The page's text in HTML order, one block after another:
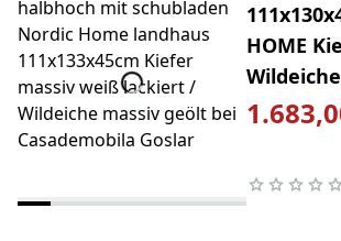
HOME